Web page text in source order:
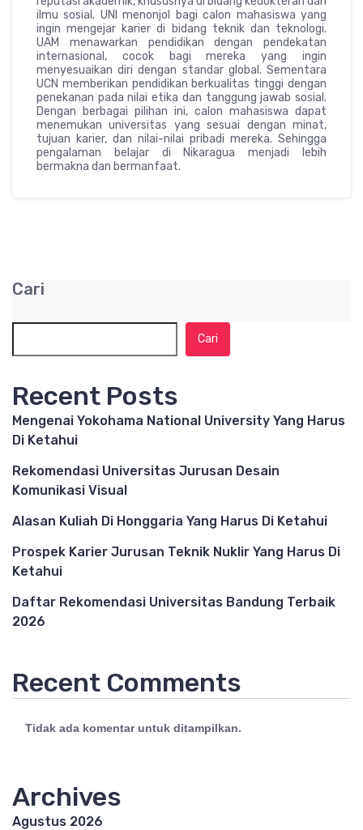
ilmu sosial. UNI menonjol bagi calon mahasiswa yang
ingin mengejar karier di bidang teknik dan teknologi.
UAM menawarkan pendidikan dengan pendekatan
internasional, cocok bagi mereka yang ingin
menyesuaikan diri dengan standar global. Sementara
UCN memberikan pendidikan berkualitas tinggi dengan
penekanan pada nilai etika dan tanggung jawab sosial.
Dengan berbagai pilihan ini, calon mahasiswa dapat
menemukan universitas yang sesuai dengan minat,
tujuan karier, dan nilai-nilai pribadi mereka. Sehingga
pengalaman belajar di Nikaragua menjadi lebih
bermakna dan bermanfaat.
Cari
Cari
Recent Posts
Mengenai Yokohama National University Yang Harus
Di Ketahui
Rekomendasi Universitas Jurusan Desain
Komunikasi Visual
Alasan Kuliah Di Honggaria Yang Harus Di Ketahui
Prospek Karier Jurusan Teknik Nuklir Yang Harus Di
Ketahui
Daftar Rekomendasi Universitas Bandung Terbaik
2026
Recent Comments
Tidak ada komentar untuk ditampilkan.
Archives
Agustus 2026